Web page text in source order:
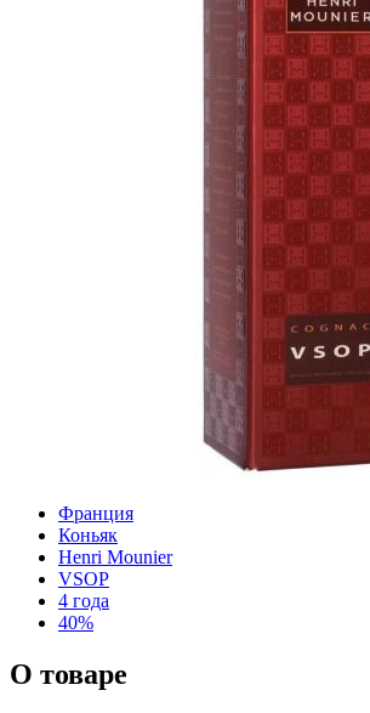
Франция
Коньяк
Henri Mounier
VSOP
4 года
40%
О товаре